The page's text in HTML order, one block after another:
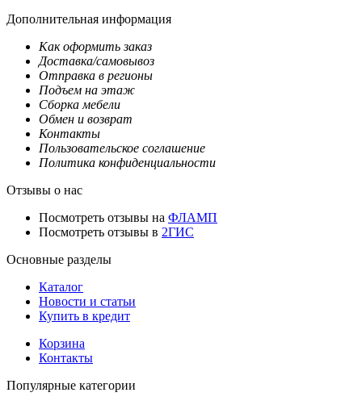
Дополнительная информация
Как оформить заказ
Доставка/самовывоз
Отправка в регионы
Подъем на этаж
Сборка мебели
Обмен и возврат
Контакты
Пользовательское соглашение
Политика конфиденциальности
Отзывы о нас
Посмотреть отзывы на ФЛАМП
Посмотреть отзывы в 2ГИС
Основные разделы
Каталог
Новости и статьи
Купить в кредит
Корзина
Контакты
Популярные категории